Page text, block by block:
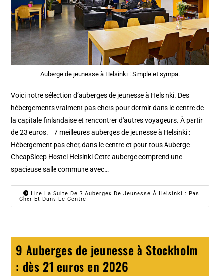
Auberge de jeunesse à Helsinki : Simple et sympa.
Voici notre sélection d’auberges de jeunesse à Helsinki. Des
hébergements vraiment pas chers pour dormir dans le centre de
la capitale finlandaise et rencontrer d'autres voyageurs. À partir
de 23 euros. 7 meilleures auberges de jeunesse à Helsinki :
Hébergement pas cher, dans le centre et pour tous Auberge
CheapSleep Hostel Helsinki Cette auberge comprend une
spacieuse salle commune avec…
Lire La Suite De 7 Auberges De Jeunesse À Helsinki : Pas
Cher Et Dans Le Centre
9 Auberges de jeunesse à Stockholm
: dès 21 euros en 2026